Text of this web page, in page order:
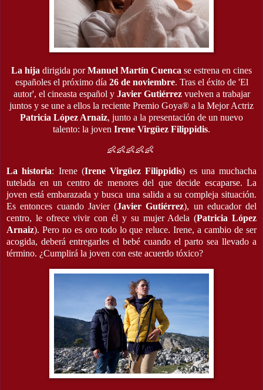
La hija dirigida porManuel Martín Cuenca se estrena en cines
españoles el próximo día 26 de noviembre. Tras el éxito de 'El
autor', el cineasta español yJavier Gutiérrezvuelven a trabajar
juntos y se une a ellos la reciente Premio Goya® a la Mejor Actriz
Patricia López Arnaiz, junto a la presentación de un nuevo
talento: la joven Irene Virgüez Filippidis.
👶👶👶👶👶
La historia: Irene (Irene Virgüez Filippidis) es una muchacha
tutelada en un centro de menores del que decide escaparse. La
joven está embarazada y busca una salida a su compleja situación.
Es entonces cuando Javier (Javier Gutiérrez), un educador del
centro, le ofrecevivir con él y su mujer Adela (Patricia López
Arnaiz). Pero no es oro todo lo que reluce. Irene, a cambio de ser
acogida, deberá entregarles el bebé cuando el parto sea llevado a
término. ¿Cumplirá la joven con este acuerdo tóxico?